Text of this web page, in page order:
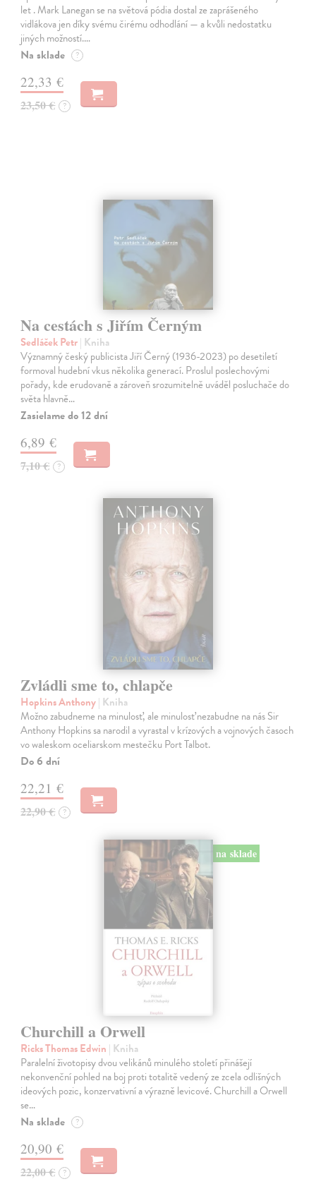
let . Mark Lanegan se na světová pódia dostal ze zaprášeného
vidlákova jen díky svému čirému odhodlání — a kvůli nedostatku
jiných možností.…
Na sklade ?
22,33 €
23,50 € ?
Na cestách s Jiřím Černým
Sedláček Petr| Kniha
Významný český publicista Jiří Černý (1936-2023) po desetiletí
formoval hudební vkus několika generací. Proslul poslechovými
pořady, kde erudovaně a zároveň srozumitelně uváděl posluchače do
světa hlavně…
Zasielame do 12 dní
6,89 €
7,10 € ?
Zvládli sme to, chlapče
Hopkins Anthony| Kniha
Možno zabudneme na minulosť, ale minulosť nezabudne na nás Sir
Anthony Hopkins sa narodil a vyrastal v krízových a vojnových časoch
vo waleskom oceliarskom mestečku Port Talbot.
Do 6 dní
22,21 €
22,90 € ?
na sklade
Churchill a Orwell
Ricks Thomas Edwin | Kniha
Paralelní životopisy dvou velikánů minulého století přinášejí
nekonvenční pohled na boj proti totalitě vedený ze zcela odlišných
ideových pozic, konzervativní a výrazně levicové. Churchill a Orwell
se…
Na sklade ?
20,90 €
22,00 € ?